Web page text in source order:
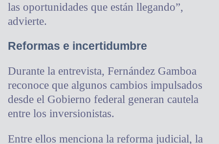
las oportunidades que están llegando”,
advierte.
Reformas e incertidumbre
Durante la entrevista, Fernández Gamboa
reconoce que algunos cambios impulsados
desde el Gobierno federal generan cautela
entre los inversionistas.
Entre ellos menciona la reforma judicial, la